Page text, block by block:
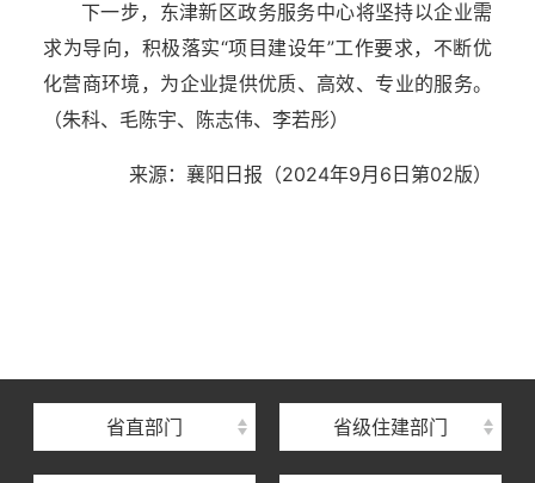
下一步，东津新区政务服务中心将坚持以企业需
求为导向，积极落实“项目建设年”工作要求，不断优
化营商环境，为企业提供优质、高效、专业的服务。
（朱科、毛陈宇、陈志伟、李若彤）
来源：襄阳日报（2024年9月6日第02版）
省直部门 省级住建部门
湖北省住房保障中心
湖北省建设工程质量安全监督总站